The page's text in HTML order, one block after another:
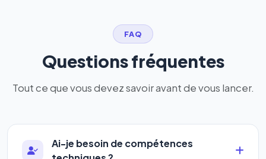
FAQ
Questions fréquentes
Tout ce que vous devez savoir avant de vous lancer.
Ai-je besoin de compétences